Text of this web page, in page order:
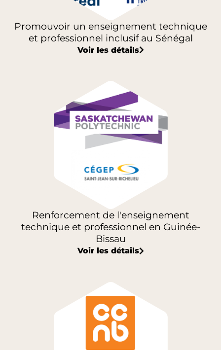
Promouvoir un enseignement technique
et professionnel inclusif au Sénégal
Voir les détails
Renforcement de l'enseignement
technique et professionnel en Guinée-
Bissau
Voir les détails